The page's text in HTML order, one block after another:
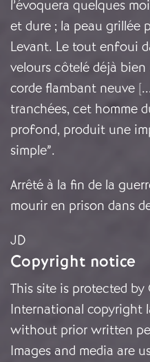
l’évoquera quelques
et dure ; la peau grillée
Levant. Le tout enfoui
velours côtelé déjà bien
corde flambant neuve
tranchées, cet homme
profond, produit une
simple”.
Arrêté à la fin de la
mourir en prison dans
JD
Copyright notice
This site is protected by
International copyright
without prior written
Images and media are